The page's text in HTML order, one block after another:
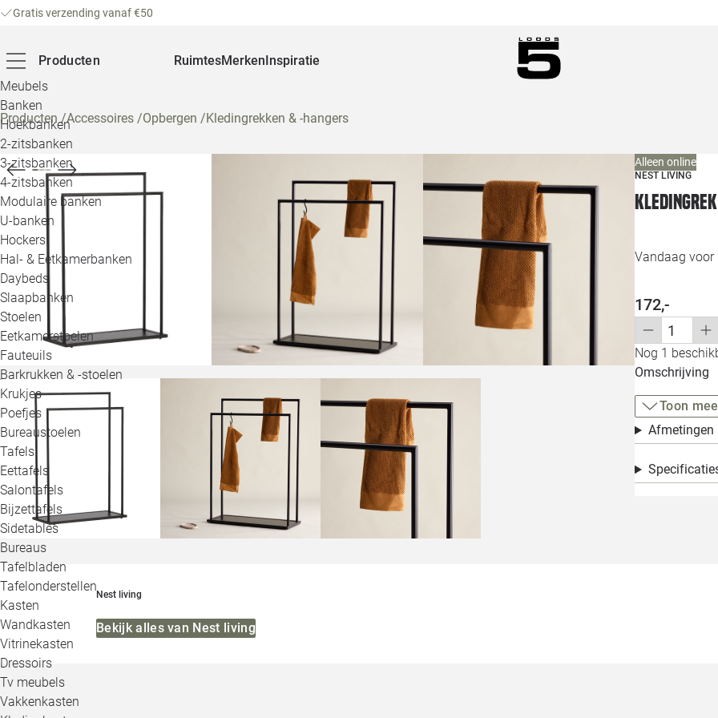
Gratis verzending vanaf €50
Producten
Meubels
Banken
Hoekbanken
2-zitsbanken
3-zitsbanken
4-zitsbanken
Modulaire banken
U-banken
Hockers
Hal- & Eetkamerbanken
Daybeds
Slaapbanken
Stoelen
Eetkamerstoelen
Fauteuils
Barkrukken & -stoelen
Krukjes
Poefjes
Bureaustoelen
Tafels
Eettafels
Salontafels
Bijzettafels
Sidetables
Bureaus
Tafelbladen
Tafelonderstellen
Kasten
Wandkasten
Vitrinekasten
Dressoirs
Tv meubels
Vakkenkasten
RuimtesMerkenInspiratie
Producten/Accessoires /Opbergen /Kledingrekken & -hangers
Alleen online
NEST LIVING
Vandaag voor
172,-
Nog 1
Omschrijving
Toon
Afmetingen
Nest living
Bekijk alles van Nest living